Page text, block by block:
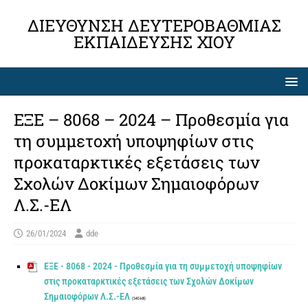
ΔΙΕΎΘΥΝΣΗ ΔΕΥΤΕΡΟΒΆΘΜΙΑΣ
ΕΚΠΑΊΔΕΥΣΗΣ ΧΊΟΥ
ΕΞΕ – 8068 – 2024 – Προθεσμία για
τη συμμετοχή υποψηφίων στις
προκαταρκτικές εξετάσεις των
Σχολών Δοκίμων Σημαιοφόρων
Λ.Σ.-ΕΛ
26/01/2024 dde
ΕΞΕ - 8068 - 2024 - Προθεσμία για τη συμμετοχή υποψηφίων
στις προκαταρκτικές εξετάσεις των Σχολών Δοκίμων
Σημαιοφόρων Λ.Σ.-ΕΛ (545 kB)